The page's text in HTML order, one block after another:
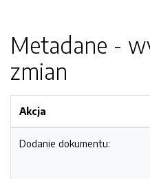
Metadane -
zmian
Akcja
Dodanie dokumentu: